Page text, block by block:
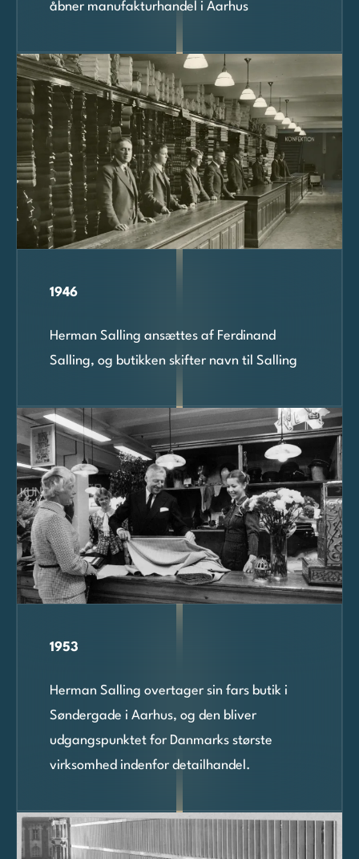
åbner manufakturhandel i Aarhus
1946
Herman Salling ansættes af Ferdinand
Salling, og butikken skifter navn til Salling
1953
Herman Salling overtager sin fars butik i
Søndergade i Aarhus, og den bliver
udgangspunktet for Danmarks største
virksomhed indenfor detailhandel.